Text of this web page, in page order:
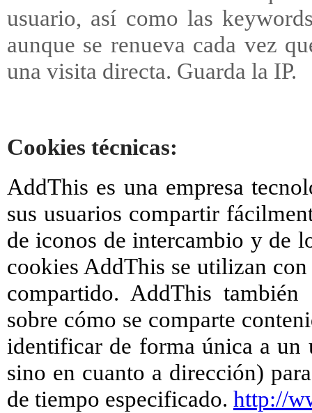
usuario, así como las
aunque se renueva cada vez
una visita directa. Guarda la IP.
Cookies técnicas:
AddThis es una empresa
sus usuarios compartir
de iconos de intercambio y de
cookies AddThis se utilizan
compartido. AddThis
sobre cómo se comparte
identificar de forma única a un
sino en cuanto a dirección)
de tiempo especificado. http://